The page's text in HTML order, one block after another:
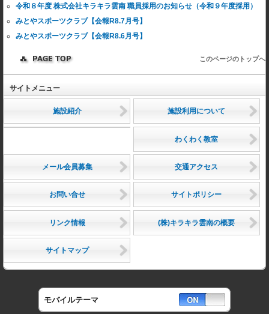
令和８年度 株式会社キラキラ雲南 職員採用のお知らせ（令和９年度採用）
みとやスポーツクラブ【会報R8.7月号】
みとやスポーツクラブ【会報R8.6月号】
このページのトップへ
サイトメニュー
施設紹介 施設利用について
わくわく教室
メール会員募集 交通アクセス
お問い合せ サイトポリシー
リンク情報 (株)キラキラ雲南の概要
サイトマップ
モバイルテーマ